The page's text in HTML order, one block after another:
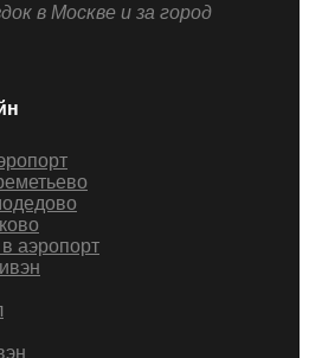
в Москве и за город
в аэропорт